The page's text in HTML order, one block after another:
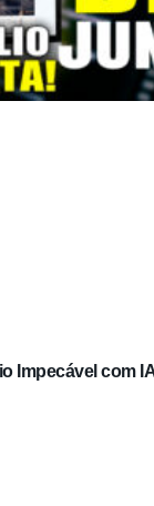
Impecável com